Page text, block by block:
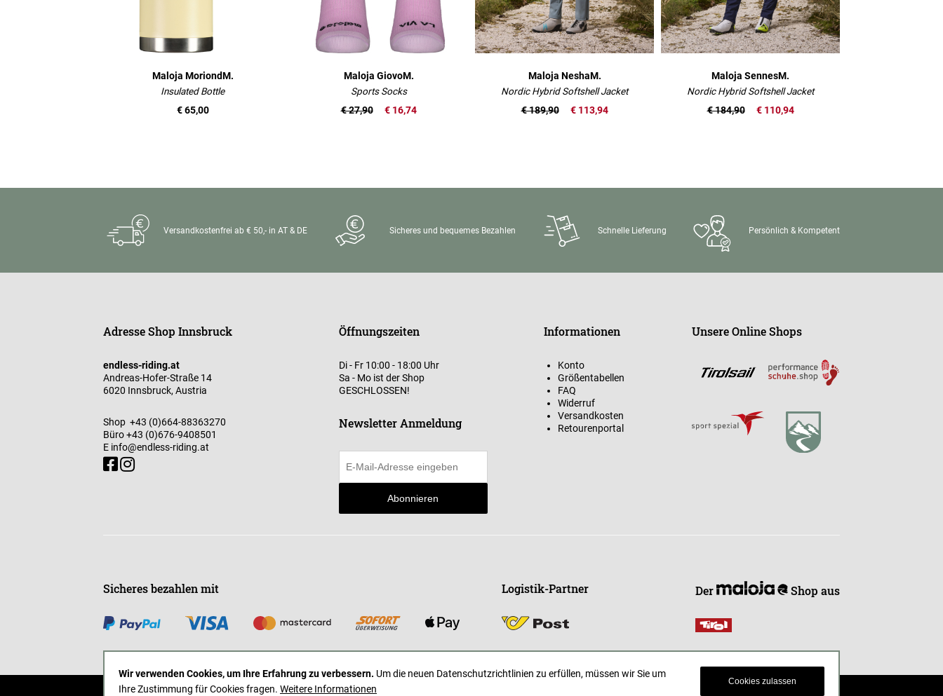
Wir verwenden Cookies, um Ihre Erfahrung zu verbessern. Um die neuen Datenschutzrichtlinien zu erfüllen, müssen wir Sie um
Ihre Zustimmung für Cookies fragen. Weitere Informationen
Cookies zulassen
Maloja MoriondM.
Insulated Bottle
€ 65,00
Maloja GiovoM.
Sports Socks
€ 16,74
€ 27,90
Maloja NeshaM.
Nordic Hybrid Softshell Jacket
€ 113,94
€ 189,90
Maloja SennesM.
Nordic Hybrid Softshell Jacket
€ 110,94
€ 184,90
Versandkostenfrei ab € 50,- in AT & DE Sicheres und bequemes Bezahlen Schnelle Lieferung Persönlich & Kompetent
Adresse Shop Innsbruck
endless-riding.at
Andreas-Hofer-Straße 14
6020 Innsbruck, Austria
Shop +43 (0)664-88363270
Büro+43 (0)676-9408501
E info@endless-riding.at
Öffnungszeiten
Di - Fr 10:00 - 18:00 Uhr
Sa - Mo ist der Shop
GESCHLOSSEN!
Newsletter Anmeldung
Abonnieren
Informationen
Konto
Größentabellen
FAQ
Widerruf
Versandkosten
Retourenportal
Unsere Online Shops
Sicheres bezahlen mit Logistik-Partner Der Shop aus
AGB Impressum Datenschutz * Alle Preise inkl. gesetzl. Mehrwertsteuer zzgl. Versandkosten © 2021 endless-riding.at. All Rights Reserved